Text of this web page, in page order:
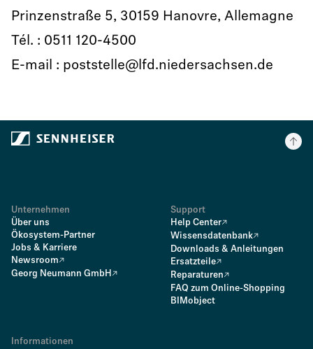
Prinzenstraße 5, 30159 Hanovre, Allemagne
Tél. : 0511 120-4500
E-mail : poststelle@lfd.niedersachsen.de
Unternehmen
Über uns
Ökosystem-Partner
Jobs & Karriere
Newsroom
Georg Neumann GmbH
Support
Help Center
Wissensdatenbank
Downloads & Anleitungen
Ersatzteile
Reparaturen
FAQ zum Online-Shopping
BIMobject
Informationen